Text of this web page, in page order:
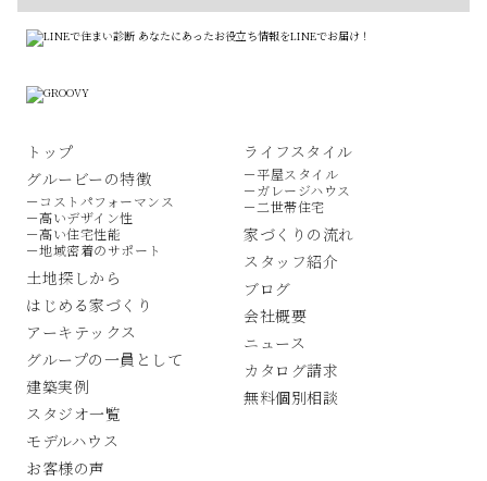
トップ
グルービーの特徴
－コストパフォーマンス
－高いデザイン性
－高い住宅性能
－地域密着のサポート
土地探しから
はじめる家づくり
アーキテックス
グループの一員として
建築実例
スタジオ一覧
モデルハウス
お客様の声
ライフスタイル
－平屋スタイル
－ガレージハウス
－二世帯住宅
家づくりの流れ
スタッフ紹介
ブログ
会社概要
ニュース
カタログ請求
無料個別相談